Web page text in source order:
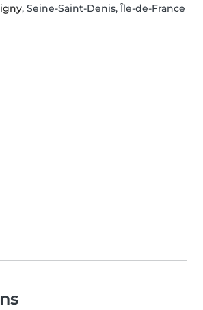
, Seine-Saint-Denis, Île-de-France